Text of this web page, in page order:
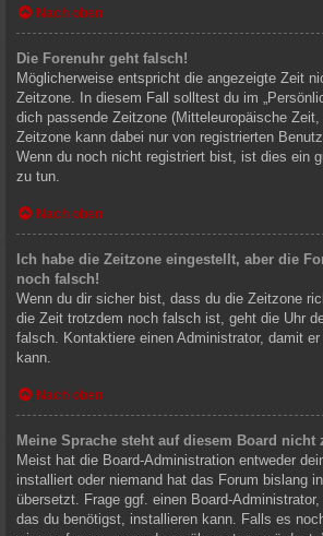
Nach oben
Die Forenuhr geht falsch!
Möglicherweise entspricht die angezeigte Zeit
Zeitzone. In diesem Fall solltest du im
dich passende Zeitzone (Mitteleuropäische
Zeitzone kann dabei nur von registrierten
Wenn du noch nicht registriert bist, ist dies ein
zu tun.
Nach oben
Ich habe die Zeitzone eingestellt, aber die
noch falsch!
Wenn du dir sicher bist, dass du die Zeitzone
die Zeit trotzdem noch falsch ist, geht die Uhr
falsch. Kontaktiere einen Administrator, damit
kann.
Nach oben
Meine Sprache steht auf diesem Board nicht
Meist hat die Board-Administration entweder
installiert oder niemand hat das Forum bislang
übersetzt. Frage ggf. einen Board-
das du benötigst, installieren kann. Falls es